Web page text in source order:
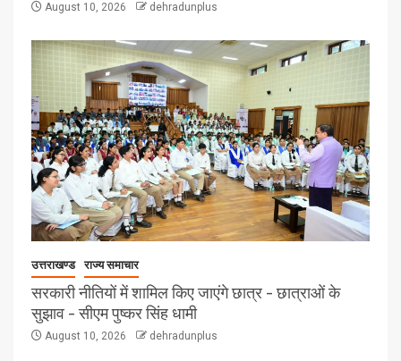
August 10, 2026 dehradunplus
उत्तराखण्ड राज्य समाचार
सरकारी नीतियों में शामिल किए जाएंगे छात्र – छात्राओं के
सुझाव – सीएम पुष्कर सिंह धामी
August 10, 2026 dehradunplus